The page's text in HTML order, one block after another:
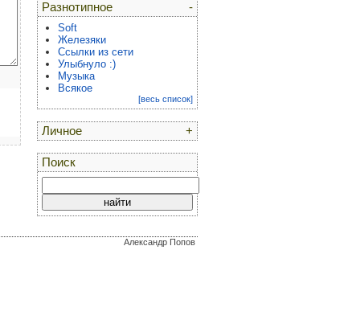
-
Разнотипное
Soft
Железяки
Ссылки из сети
Улыбнуло :)
Музыка
Всякое
[весь список]
+
Личное
Поиск
Александр Попов